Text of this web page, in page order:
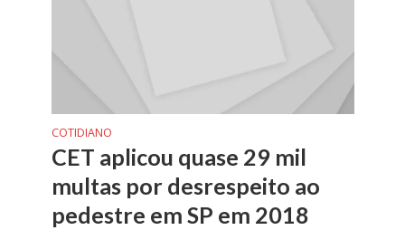
COTIDIANO
CET aplicou quase 29 mil
multas por desrespeito ao
pedestre em SP em 2018